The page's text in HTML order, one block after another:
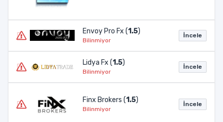
Envoy Pro Fx (1.5)
Bilinmiyor
İncele
Lidya Fx (1.5)
Bilinmiyor
İncele
Finx Brokers (1.5)
Bilinmiyor
İncele